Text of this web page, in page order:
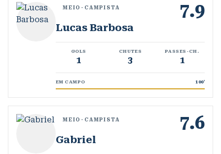
MEIO-CAMPISTA 7.9
Lucas Barbosa
GOLS
1
CHUTES
3
PASSES-CH.
1
EM CAMPO 100'
MEIO-CAMPISTA 7.6
Gabriel